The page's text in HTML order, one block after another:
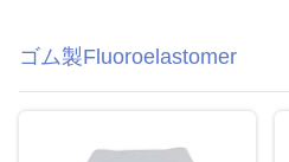
ゴム製Fluoroelastomer